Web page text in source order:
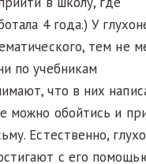
4 года.) У
тем не
по учебникам
что в них
можно обойтись и
Естественно,
с его